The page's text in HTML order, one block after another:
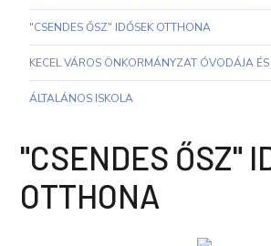
"CSENDES ŐSZ" IDŐSEK OTTHONA
KECEL VÁROS ÖNKORMÁNYZAT ÓVODÁJA ÉS
ÁLTALÁNOS ISKOLA
"CSENDES ŐSZ"
OTTHONA